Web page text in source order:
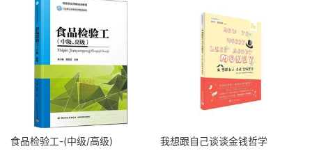
食品检验工-(中级/高级) 我想跟自己谈谈金钱哲学